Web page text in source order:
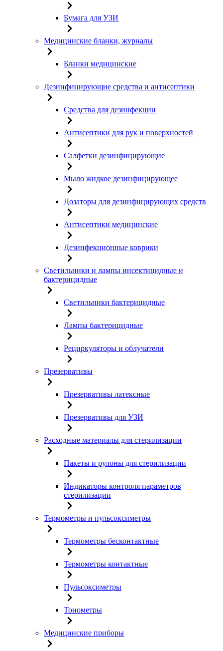
Бумага для УЗИ
Медицинские бланки, журналы
Бланки медицинские
Дезинфицирующие средства и антисептики
Средства для дезинфекции
Антисептики для рук и поверхностей
Салфетки дезинфицирующие
Мыло жидкое дезинфицирующее
Дозаторы для дезинфицирующих средств
Антисептики медицинские
Дезинфекционные коврики
Светильники и лампы инсектицидные и
бактерицидные
Светильники бактерицидные
Лампы бактерицидные
Рециркуляторы и облучатели
Презервативы
Презервативы латексные
Презервативы для УЗИ
Расходные материалы для стерилизации
Пакеты и рулоны для стерилизации
Индикаторы контроля параметров
стерилизации
Термометры и пульсоксиметры
Термометры бесконтактные
Термометры контактные
Пульсоксиметры
Тонометры
Медицинские приборы